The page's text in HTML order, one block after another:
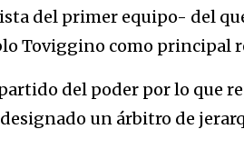
del primer equipo- del
Toviggino como principal
del poder por lo que
un árbitro de